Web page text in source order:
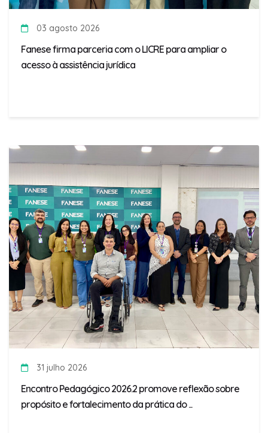
03 agosto 2026
Fanese firma parceria com o LICRE para ampliar o
acesso à assistência jurídica
31 julho 2026
Encontro Pedagógico 2026.2 promove reflexão sobre
propósito e fortalecimento da prática do ...